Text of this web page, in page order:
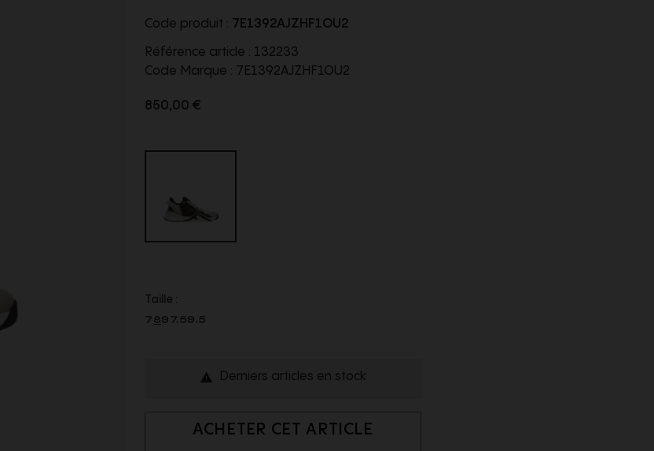
Code produit : 7E1392AJZHF1OU2
Référence article : 132233
Code Marque : 7E1392AJZHF1OU2
850,00 €
Taille :
7897.59.5
 Derniers articles en stock
ACHETER CET ARTICLE